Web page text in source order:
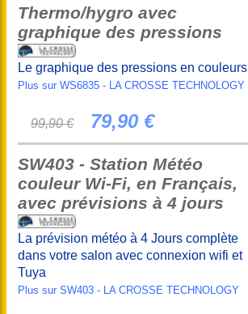
Thermo/hygro avec
graphique des pressions
Le graphique des pressions en couleurs
Plus sur WS6835 - LA CROSSE TECHNOLOGY
99,90 € 79,90 €
SW403 - Station Météo
couleur Wi-Fi, en Français,
avec prévisions à 4 jours
La prévision météo à 4 Jours complète
dans votre salon avec connexion wifi et
Tuya
Plus sur SW403 - LA CROSSE TECHNOLOGY